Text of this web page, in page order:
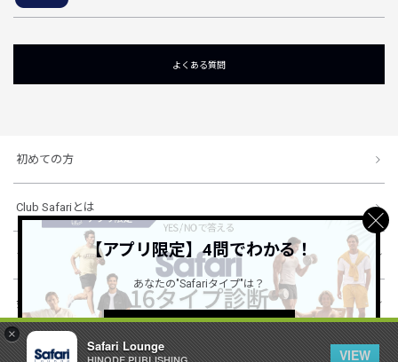
×
Safari Lounge
VIEW
よくある質問
初めての方
Club Safariとは
ショッピングガイド
会社概要・規約
【アプリ限定】4問でわかる！
あなたの"Safariタイプ"は？
詳しくはこちら ＞